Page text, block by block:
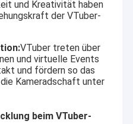
und Kreativität haben
der VTuber-
VTuber treten über
und virtuelle Events
und fördern so das
Kameradschaft unter
beim VTuber-